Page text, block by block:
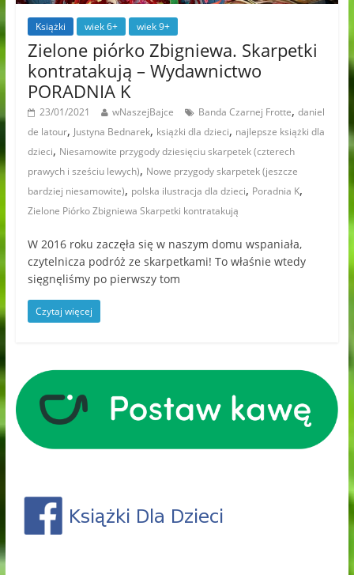
Książki wiek 6+ wiek 9+
Zielone piórko Zbigniewa. Skarpetki
kontratakują – Wydawnictwo
PORADNIA K
23/01/2021 wNaszejBajce Banda Czarnej Frotte, daniel
de latour, Justyna Bednarek, książki dla dzieci, najlepsze książki dla
dzieci, Niesamowite przygody dziesięciu skarpetek (czterech
prawych i sześciu lewych), Nowe przygody skarpetek (jeszcze
bardziej niesamowite), polska ilustracja dla dzieci, Poradnia K,
Zielone Piórko Zbigniewa Skarpetki kontratakują
W 2016 roku zaczęła się w naszym domu wspaniała,
czytelnicza podróż ze skarpetkami! To właśnie wtedy
sięgnęliśmy po pierwszy tom
Czytaj więcej